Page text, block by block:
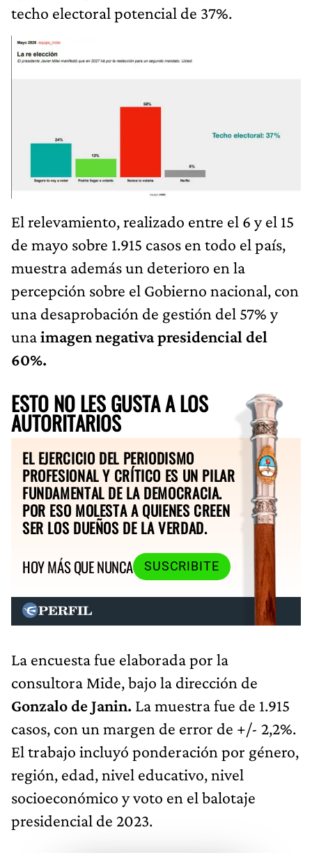
techo electoral potencial de 37%.
El relevamiento, realizado entre el 6 y el 15
de mayo sobre 1.915 casos en todo el país,
muestra además un deterioro en la
percepción sobre el Gobierno nacional, con
una desaprobación de gestión del 57% y
unaimagen negativa presidencial del
60%.
ESTO NO LES GUSTA A LOS
AUTORITARIOS
EL EJERCICIO DEL PERIODISMO
PROFESIONAL Y CRÍTICO ES UN PILAR
FUNDAMENTAL DE LA DEMOCRACIA.
POR ESO MOLESTA A QUIENES CREEN
SER LOS DUEÑOS DE LA VERDAD.
HOY MÁS QUE NUNCA
SUSCRIBITE
La encuesta fue elaborada por la
consultora Mide, bajo la dirección de
Gonzalo de Janin. La muestra fue de 1.915
casos, con un margen de error de +/- 2,2%.
El trabajo incluyó ponderación por género,
región, edad, nivel educativo, nivel
socioeconómico y voto en el balotaje
presidencial de 2023.